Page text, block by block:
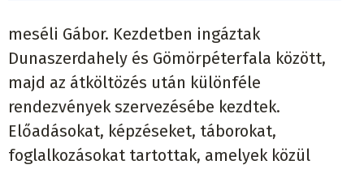
meséli Gábor. Kezdetben ingáztak
Dunaszerdahely és Gömörpéterfala között,
majd az átköltözés után különféle
rendezvények szervezésébe kezdtek.
Előadásokat, képzéseket, táborokat,
foglalkozásokat tartottak, amelyek közül